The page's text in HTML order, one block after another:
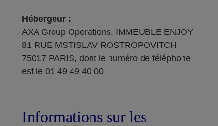
Hébergeur :
AXA Group Operations, IMMEUBLE ENJOY
81 RUE MSTISLAV ROSTROPOVITCH
75017 PARIS, dont le numéro de téléphone
est le 01 49 49 40 00
Informations sur les